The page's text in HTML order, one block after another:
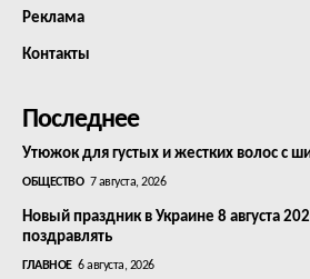
Реклама
Контакты
Последнее
Утюжок для густых и жестких волос с
ОБЩЕСТВО 7 августа, 2026
Новый праздник в Украине 8 августа
поздравлять
ГЛАВНОЕ 6 августа, 2026